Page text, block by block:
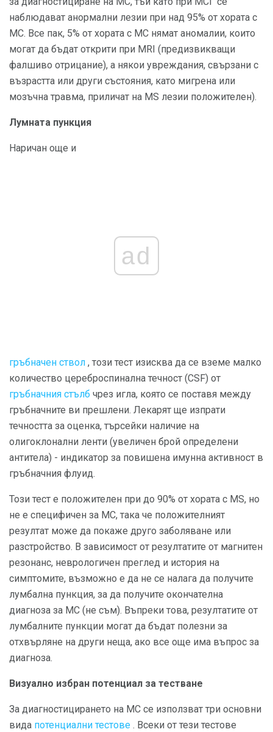
наблюдават анормални лезии при над 95% от хората с
МС. Все пак, 5% от хората с МС нямат аномалии, които
могат да бъдат открити при MRI (предизвикващи
фалшиво отрицание), а някои увреждания, свързани с
възрастта или други състояния, като мигрена или
мозъчна травма, приличат на MS лезии положителен).
Лумната пункция
Наричан още и
ad
гръбначен ствол , този тест изисква да се вземе малко
количество цереброспинална течност (CSF) от
гръбначния стълб чрез игла, която се поставя между
гръбначните ви прешлени. Лекарят ще изпрати
течността за оценка, търсейки наличие на
олигоклонални ленти (увеличен брой определени
антитела) - индикатор за повишена имунна активност в
гръбначния флуид.
Този тест е положителен при до 90% от хората с MS, но
не е специфичен за МС, така че положителният
резултат може да покаже друго заболяване или
разстройство. В зависимост от резултатите от магнитен
резонанс, неврологичен преглед и история на
симптомите, възможно е да не се налага да получите
лумбална пункция, за да получите окончателна
диагноза за МС (не съм). Въпреки това, резултатите от
лумбалните пункции могат да бъдат полезни за
отхвърляне на други неща, ако все още има въпрос за
диагноза.
Визуално избран потенциал за тестване
За диагностицирането на МС се използват три основни
вида потенциални тестове . Всеки от тези тестове